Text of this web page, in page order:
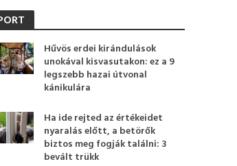
Hűvös erdei kirándulások
unokával kisvasutakon: ez a 9
legszebb hazai útvonal
kánikulára
Ha ide rejted az értékeidet
nyaralás előtt, a betörők
biztos meg fogják találni: 3
bevált trükk